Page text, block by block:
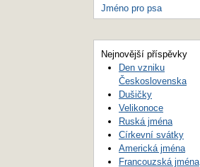
Jméno pro psa
Nejnovější příspěvky
Den vzniku
Československa
Dušičky
Velikonoce
Ruská jména
Církevní svátky
Americká jména
Francouzská jména